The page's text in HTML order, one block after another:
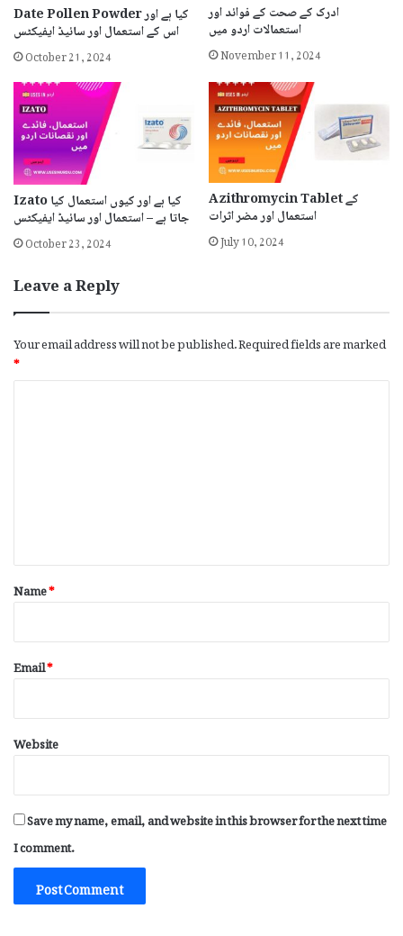
Date Pollen Powder کیا ہے اور
اس کے استعمال اور سائیڈ ایفیکٹس
October 21, 2024
ادرک کے صحت کے فوائد اور
استعمالات اردو میں
November 11, 2024
Izato کیا ہے اور کیوں استعمال کیا
جاتا ہے – استعمال اور سائیڈ ایفیکٹس
October 23, 2024
Azithromycin Tablet کے
استعمال اور مضر اثرات
July 10, 2024
Leave a Reply
Your email address will not be published.Required fields are marked
*
*
Name*
Email*
Website
Save my name, email, and website in this browser for the next time
I comment.